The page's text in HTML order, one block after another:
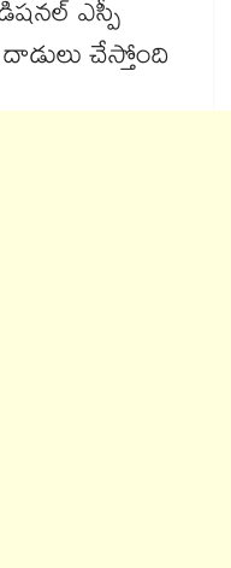
ఎస్పీ
చేస్తోంది